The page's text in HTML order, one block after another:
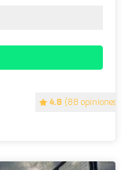
4.8 (88 opiniones)